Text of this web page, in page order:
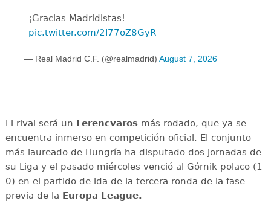
¡Gracias Madridistas!
pic.twitter.com/2I77oZ8GyR
— Real Madrid C.F. (@realmadrid) August 7, 2026
El rival será un Ferencvarosmás rodado, que ya se
encuentra inmerso en competición oficial. El conjunto
más laureado de Hungría ha disputado dos jornadas de
su Liga y el pasado miércoles venció al Górnik polaco (1-
0) en el partido de ida de la tercera ronda de la fase
previa de la Europa League.